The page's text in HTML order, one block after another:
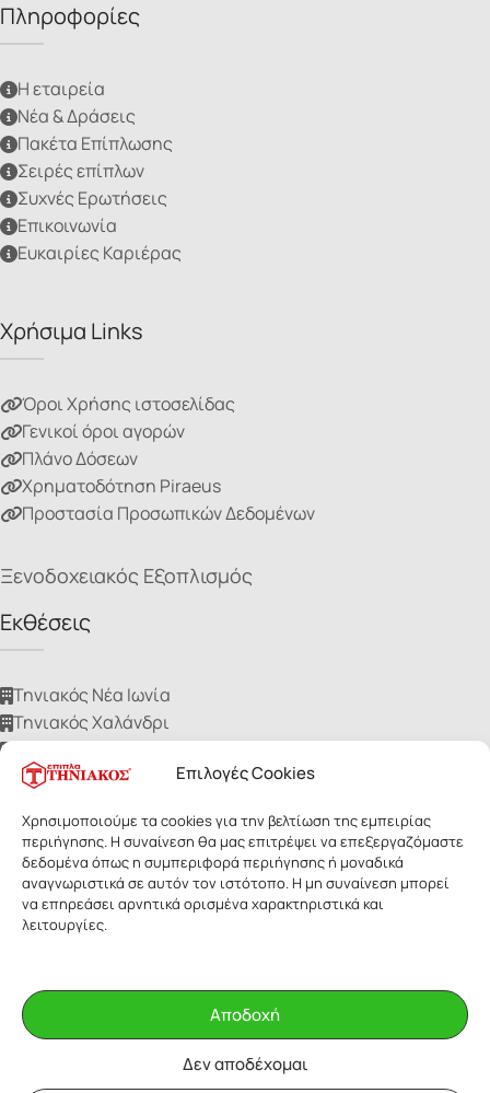
Επιλογές Cookies
Χρησιμοποιούμε τα cookies για την βελτίωση της εμπειρίας
περιήγησης. Η συναίνεση θα μας επιτρέψει να επεξεργαζόμαστε
δεδομένα όπως η συμπεριφορά περιήγησης ή μοναδικά
αναγνωριστικά σε αυτόν τον ιστότοπο. Η μη συναίνεση μπορεί
να επηρεάσει αρνητικά ορισμένα χαρακτηριστικά και
λειτουργίες.
Αποδοχή
Δεν αποδέχομαι
Πληροφορίες
Η εταιρεία
Νέα & Δράσεις
Πακέτα Επίπλωσης
Σειρές επίπλων
Συχνές Ερωτήσεις
Επικοινωνία
Ευκαιρίες Καριέρας
Χρήσιμα Links
Όροι Χρήσης ιστοσελίδας
Γενικοί όροι αγορών
Πλάνο Δόσεων
Χρηματοδότηση Piraeus
Προστασία Προσωπικών Δεδομένων
Ξενοδοχειακός Εξοπλισμός
Εκθέσεις
Τηνιακός Νέα Ιωνία
Τηνιακός Χαλάνδρι
Τηνιακός Νίκαια
ΕΠΙΠΛΑ ΤΗΝΙΑΚΟΣ
Δεν επιτρέπεται η αναδημοσίευσή τους για οποιοδήποτε λόγο,